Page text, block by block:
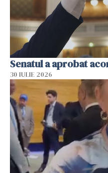
Senatul a aprobat
30 IULIE 2026